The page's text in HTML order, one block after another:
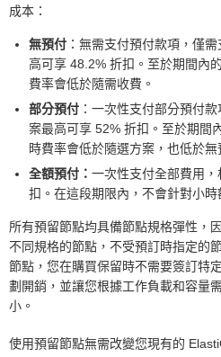
成本：
無預付 ：無需支付預付款項，僅
高可享 48.2% 折扣。至於期間內
費率會低於隨需收費。
部分預付 ：一次性支付部分預付
案最高可享 52% 折扣。至於期間
時費率會低於隨選方案，也低於無
全額預付： 一次性支付全部費用
扣。在這段期限內，不會針對小時
所有預留節點均具備節點規格彈性，
不同規格的節點，不受預訂時指定的
節點，您在購買保留時不需要簽訂特
劃開銷，並讓您根據工作負載和容量
小。
使用預留節點無需改變您現有的